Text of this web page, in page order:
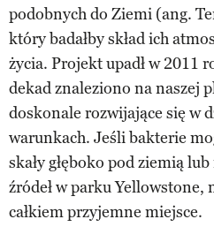
podobnych do Ziemi (ang.
który badałby skład ich
życia. Projekt upadł w 2011
dekad znaleziono na naszej
doskonale rozwijające się w
warunkach. Jeśli bakterie
skały głęboko pod ziemią
źródeł w parku Yellowstone,
całkiem przyjemne miejsce.